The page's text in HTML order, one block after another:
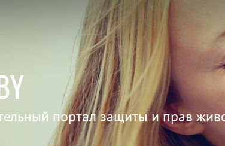
портал защиты и прав